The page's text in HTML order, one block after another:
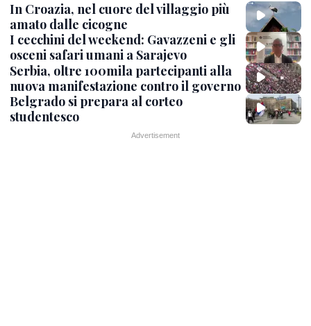
In Croazia, nel cuore del villaggio più
amato dalle cicogne
I cecchini del weekend: Gavazzeni e gli
osceni safari umani a Sarajevo
Serbia, oltre 100mila partecipanti alla
nuova manifestazione contro il governo
Belgrado si prepara al corteo
studentesco